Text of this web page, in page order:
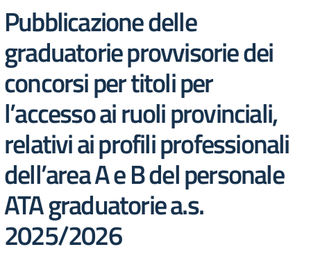
Pubblicazione delle
graduatorie provvisorie dei
concorsi per titoli per
l’accesso ai ruoli provinciali,
relativi ai profili professionali
dell’area A e B del personale
ATA graduatorie a.s.
2025/2026